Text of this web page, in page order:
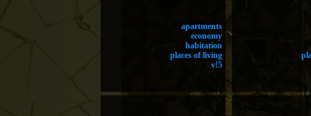
apartments
economy
habitation
places of living
v!5